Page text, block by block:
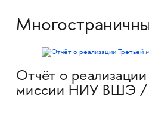
Отчёт о реализации
миссии НИУ ВШЭ /